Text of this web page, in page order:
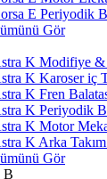
E Periyodik
Gör
K Modifiye &
K Karoser iç
K Fren
K Periyodik
K Motor
K Arka
Gör
B